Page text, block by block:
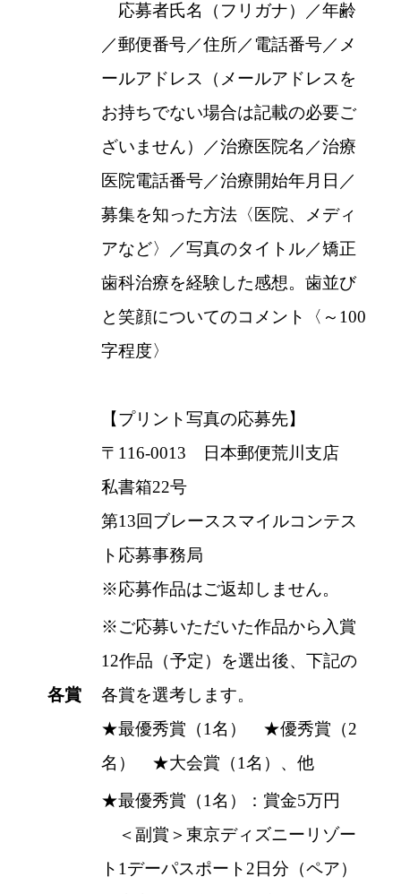
応募者氏名（フリガナ）／年齢
／郵便番号／住所／電話番号／メ
ールアドレス（メールアドレスを
お持ちでない場合は記載の必要ご
ざいません）／治療医院名／治療
医院電話番号／治療開始年月日／
募集を知った方法〈医院、メディ
アなど〉／写真のタイトル／矯正
歯科治療を経験した感想。歯並び
と笑顔についてのコメント〈～100
字程度〉
【プリント写真の応募先】
〒116-0013 日本郵便荒川支店
私書箱22号
第13回ブレーススマイルコンテス
ト応募事務局
※応募作品はご返却しません。
各賞
※ご応募いただいた作品から入賞
12作品（予定）を選出後、下記の
各賞を選考します。
★最優秀賞（1名） ★優秀賞（2
名） ★大会賞（1名）、他
★最優秀賞（1名）：賞金5万円
＜副賞＞東京ディズニーリゾー
ト1デーパスポート2日分（ペア）